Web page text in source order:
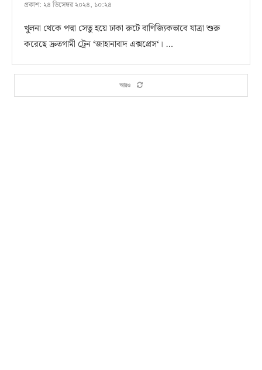
প্রকাশ: ২৪ ডিসেম্বর ২০২৪, ১০:২৪
খুলনা থেকে পদ্মা সেতু হয়ে ঢাকা রুটে বাণিজ্যিকভাবে যাত্রা শুরু
করেছে দ্রুতগামী ট্রেন ‘জাহানাবাদ এক্সপ্রেস‘। …
আরও